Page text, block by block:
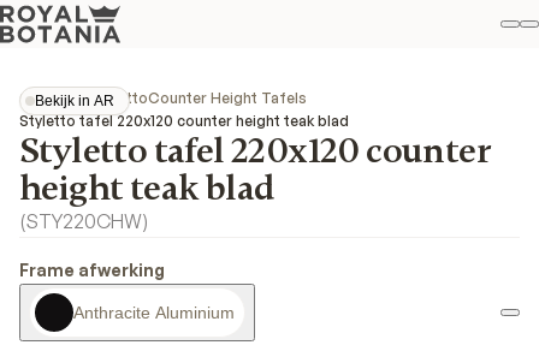
Bekijk in AR
Bekijk in AR
Collecties StylettoCounter Height Tafels
Styletto tafel 220x120 counter height teak blad
Styletto tafel 220x120 counter
height teak blad
(STY220CHW)
Frame afwerking
Anthracite Aluminium